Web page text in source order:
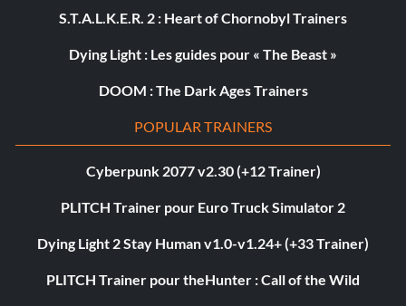
S.T.A.L.K.E.R. 2 : Heart of Chornobyl Trainers
Dying Light : Les guides pour « The Beast »
DOOM : The Dark Ages Trainers
POPULAR TRAINERS
Cyberpunk 2077 v2.30 (+12 Trainer)
PLITCH Trainer pour Euro Truck Simulator 2
Dying Light 2 Stay Human v1.0-v1.24+ (+33 Trainer)
PLITCH Trainer pour theHunter : Call of the Wild